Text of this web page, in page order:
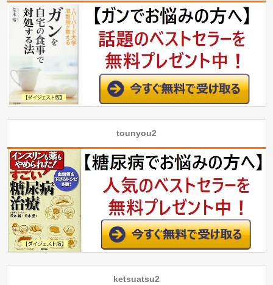
tounyou2
ketsuatsu2